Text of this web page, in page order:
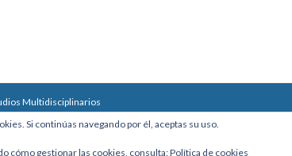
Multidisciplinarios
esq. Av. Arce, Edificio Arcadia, Mezzanine, Of. 101 - La Paz, Bolivia
Celular: +591 73027636
Si continúas navegando por él, aceptas su uso.
cómo gestionar las cookies, consulta:Política de cookies